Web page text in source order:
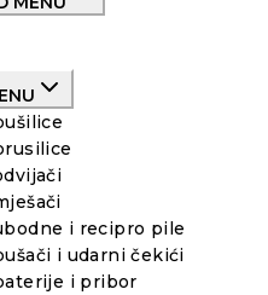
i recipro pile
i udarni čekići
i pribor